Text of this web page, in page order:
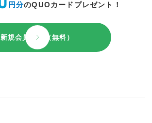
円分のQUOカードプレゼント！
新規会員登録（無料）